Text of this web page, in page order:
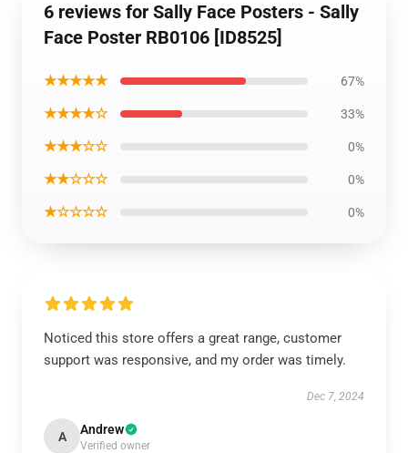
6 reviews for Sally Face Posters - Sally
Face Poster RB0106 [ID8525]
★★★★★ 67%
★★★★☆ 33%
★★★☆☆ 0%
★★☆☆☆ 0%
★☆☆☆☆ 0%
Noticed this store offers a great range, customer
support was responsive, and my order was timely.
Dec 7, 2024
A Andrew
Verified owner